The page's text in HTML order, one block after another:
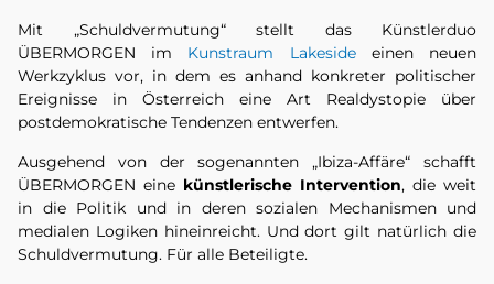
Mit „Schuldvermutung“ stellt das Künstlerduo
ÜBERMORGEN im Kunstraum Lakesideeinen neuen
Werkzyklus vor, in dem es anhand konkreter politischer
Ereignisse in Österreich eine Art Realdystopie über
postdemokratische Tendenzen entwerfen.
Ausgehend von der sogenannten „Ibiza-Affäre“ schafft
ÜBERMORGEN eine künstlerische Intervention, die weit
in die Politik und in deren sozialen Mechanismen und
medialen Logiken hineinreicht. Und dort gilt natürlich die
Schuldvermutung. Für alle Beteiligte.